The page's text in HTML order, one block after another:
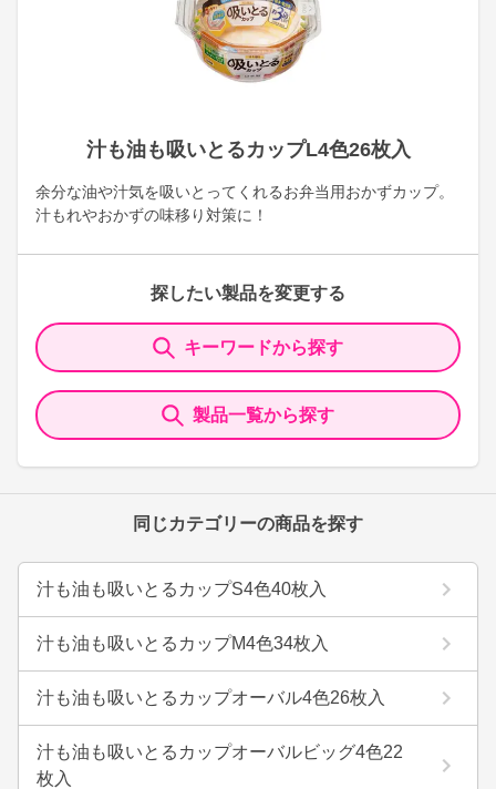
汁も油も吸いとるカップL4色26枚入
余分な油や汁気を吸いとってくれるお弁当用おかずカップ。
汁もれやおかずの味移り対策に！
探したい製品を変更する
キーワードから探す
製品一覧から探す
同じカテゴリーの商品を探す
汁も油も吸いとるカップS4色40枚入
汁も油も吸いとるカップM4色34枚入
汁も油も吸いとるカップオーバル4色26枚入
汁も油も吸いとるカップオーバルビッグ4色22
枚入